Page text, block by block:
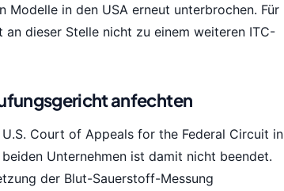
in den USA erneut unterbrochen. Für
dieser Stelle nicht zu einem weiteren ITC-
anfechten
Court of Appeals for the Federal Circuit in
Unternehmen ist damit nicht beendet.
der Blut-Sauerstoff-Messung